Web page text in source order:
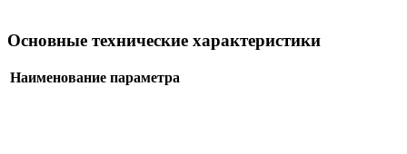
Основные технические характеристики
Наименование параметра